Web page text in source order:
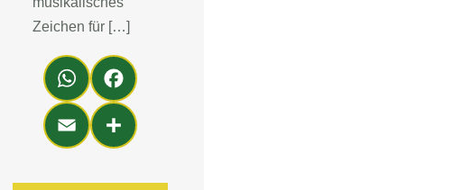
Zeichen für […]
Wh
ats
Ap
p
Fa
ce
bo
ok
Em
ail
Teil
en